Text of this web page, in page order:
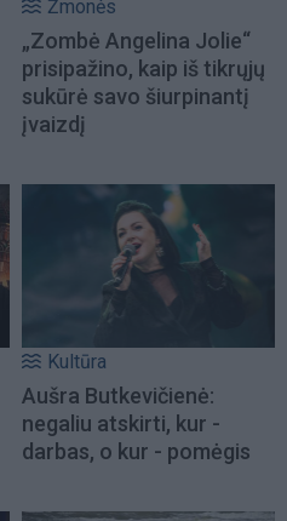
Žmonės
„Zombė Angelina Jolie“
prisipažino, kaip iš tikrųjų
sukūrė savo šiurpinantį
įvaizdį
Kultūra
Aušra Butkevičienė:
negaliu atskirti, kur -
darbas, o kur - pomėgis